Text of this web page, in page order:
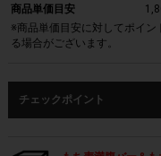
商品単価目安
※商品単価目安に対してポイ
る場合がございます。
チェックポイント